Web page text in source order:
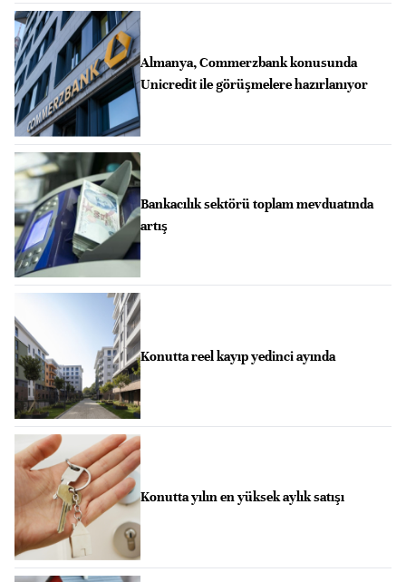
Almanya, Commerzbank konusunda
Unicredit ile görüşmelere hazırlanıyor
Bankacılık sektörü toplam mevduatında
artış
Konutta reel kayıp yedinci ayında
Konutta yılın en yüksek aylık satışı